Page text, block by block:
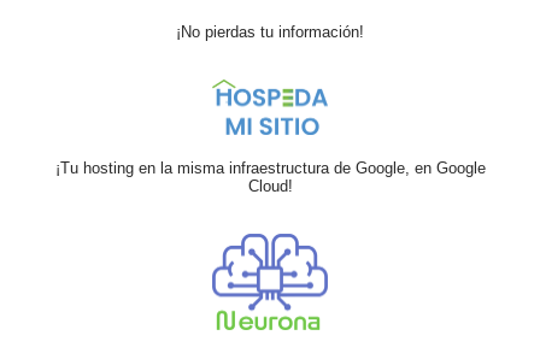
¡No pierdas tu información!
¡Tu hosting en la misma infraestructura de Google, en Google
Cloud!